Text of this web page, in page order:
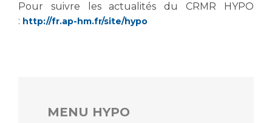
Lieu de santé sans tabac
Pour suivre les actualités du CRMR HYPO
: http://fr.ap-hm.fr/site/hypo
MENU HYPO